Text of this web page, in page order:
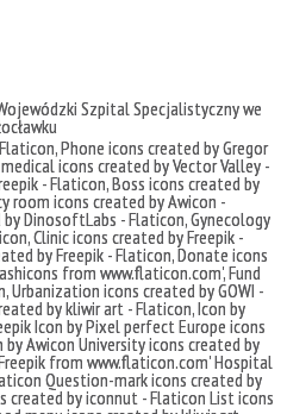
Szpital Specjalistyczny we
,Phone icons created by Gregor
icons created by Vector Valley -
- Flaticon,Boss icons created by
room icons created by Awicon -
DinosoftLabs - Flaticon,Gynecology
,Clinic icons created by Freepik -
by Freepik - Flaticon,Donate icons
from www.flaticon.com',Fund
,Urbanization icons created by GOWI -
by kliwir art - Flaticon,Icon by
Icon by Pixel perfectEurope icons
by Awicon University icons created by
from www.flaticon.com'Hospital
Question-mark icons created by
created by iconnut - Flaticon List icons